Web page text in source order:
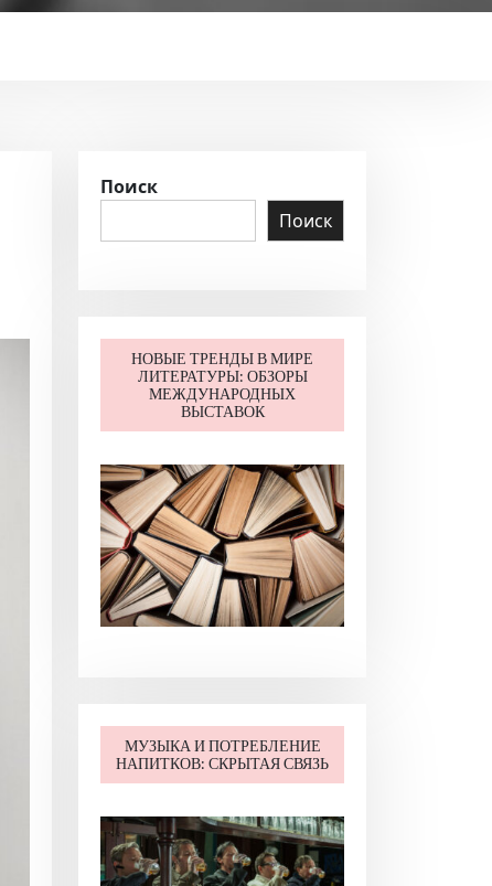
Поиск
Поиск
НОВЫЕ ТРЕНДЫ В МИРЕ
ЛИТЕРАТУРЫ: ОБЗОРЫ
МЕЖДУНАРОДНЫХ
ВЫСТАВОК
МУЗЫКА И ПОТРЕБЛЕНИЕ
НАПИТКОВ: СКРЫТАЯ СВЯЗЬ